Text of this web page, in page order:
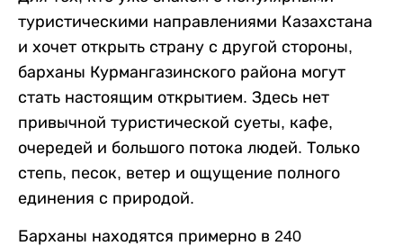
туристическими направлениями Казахстана
и хочет открыть страну с другой стороны,
барханы Курмангазинского района могут
стать настоящим открытием. Здесь нет
привычной туристической суеты, кафе,
очередей и большого потока людей. Только
степь, песок, ветер и ощущение полного
единения с природой.
Барханы находятся примерно в 240